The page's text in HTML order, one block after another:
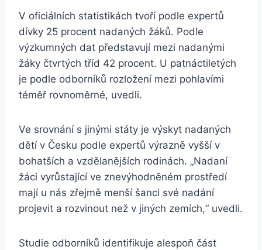
V oficiálních statistikách tvoří podle expertů
dívky 25 procent nadaných žáků. Podle
výzkumných dat představují mezi nadanými
žáky čtvrtých tříd 42 procent. U patnáctiletých
je podle odborníků rozložení mezi pohlavími
téměř rovnoměrné, uvedli.
Ve srovnání s jinými státy je výskyt nadaných
dětí v Česku podle expertů výrazně vyšší v
bohatších a vzdělanějších rodinách. „Nadaní
žáci vyrůstající ve znevýhodněném prostředí
mají u nás zřejmě menší šanci své nadání
projevit a rozvinout než v jiných zemích,“ uvedli.
Studie odborníků identifikuje alespoň část